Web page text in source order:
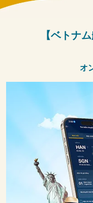
【ベトナ
オ